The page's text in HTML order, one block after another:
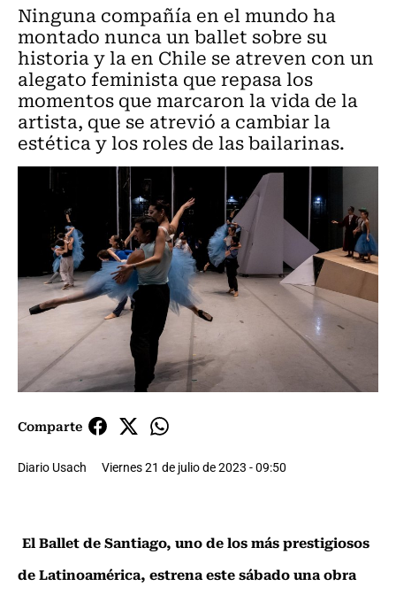
Ninguna compañía en el mundo ha
montado nunca un ballet sobre su
historia y la en Chile se atreven con un
alegato feminista que repasa los
momentos que marcaron la vida de la
artista, que se atrevió a cambiar la
estética y los roles de las bailarinas.
Comparte
Diario Usach Viernes 21 de julio de 2023 - 09:50
El Ballet de Santiago, uno de los más prestigiosos
de Latinoamérica, estrena este sábado una obra